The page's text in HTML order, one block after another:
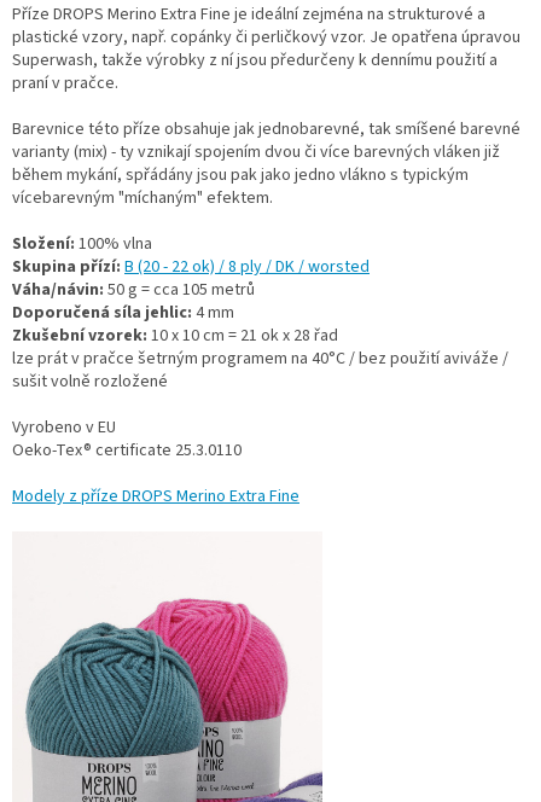
Příze DROPS Merino Extra Fine je ideální zejména na strukturové a
plastické vzory, např. copánky či perličkový vzor. Je opatřena úpravou
Superwash, takže výrobky z ní jsou předurčeny k dennímu použití a
praní v pračce.
Barevnice této příze obsahuje jak jednobarevné, tak smíšené barevné
varianty (mix) - ty vznikají spojením dvou či více barevných vláken již
během mykání, spřádány jsou pak jako jedno vlákno s typickým
vícebarevným "míchaným" efektem.
Složení: 100% vlna
Skupina přízí: B (20 - 22 ok) / 8 ply / DK / worsted
Váha/návin: 50 g = cca 105 metrů
Doporučená síla jehlic: 4 mm
Zkušební vzorek: 10 x 10 cm = 21 ok x 28 řad
lze prát v pračce šetrným programem na 40°C / bez použití aviváže /
sušit volně rozložené
Vyrobeno v EU
Oeko-Tex® certificate 25.3.0110
Modely z příze DROPS Merino Extra Fine